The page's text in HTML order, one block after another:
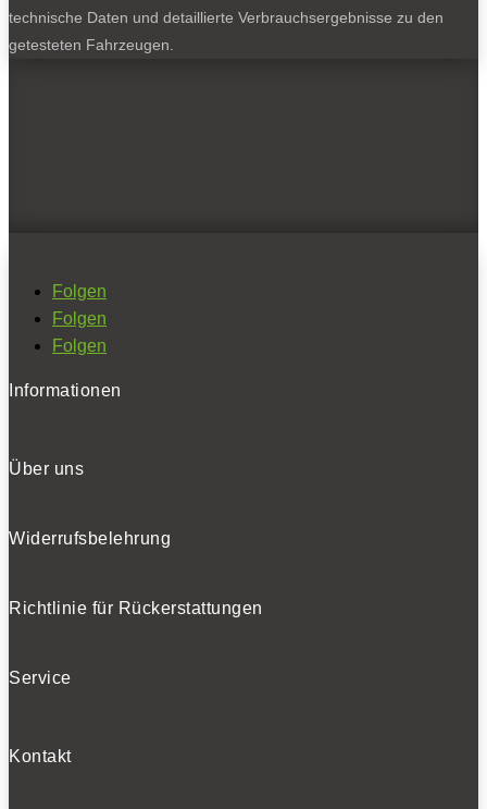
technische Daten und detaillierte Verbrauchsergebnisse zu den
getesteten Fahrzeugen.
Folgen
Folgen
Folgen
Informationen
Über uns
Widerrufsbelehrung
Richtlinie für Rückerstattungen
Service
Kontakt